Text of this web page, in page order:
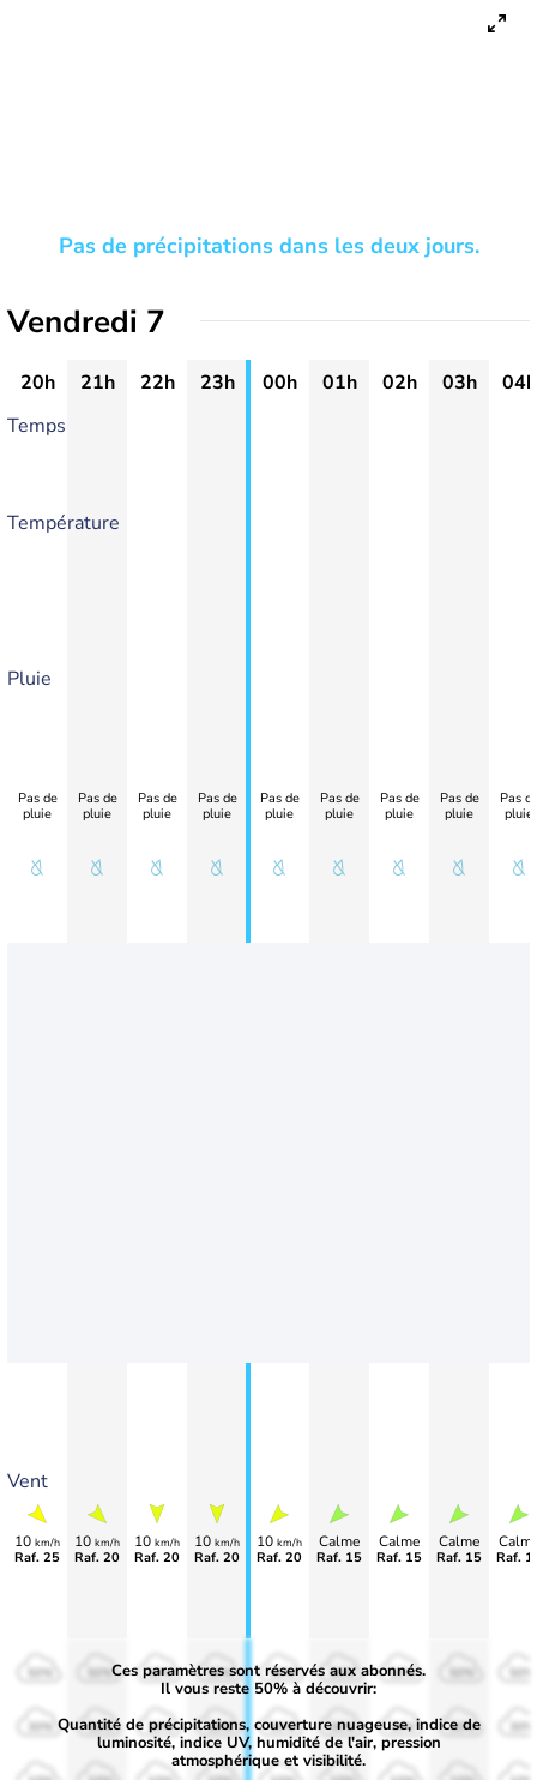
Pas de précipitations dans les deux jours.
Vendredi 7
20h 21h 22h 23h 00h 01h 02h 03h
04h
Temps
Température
Pluie
Vent
Pas de
pluie
10 km/h
Raf. 25
Pas de
pluie
10 km/h
Raf. 20
Pas de
pluie
10 km/h
Raf. 20
Pas de
pluie
10 km/h
Raf. 20
Pas de
pluie
10 km/h
Raf. 20
Pas de
pluie
Calme
Raf. 15
Pas de
pluie
Calme
Raf. 15
Pas de
pluie
Calme
Raf. 15
Pas
pluie
Raf.
50%
30%
50%
30%
50%
30%
50%
30%
50%
30%
50%
30%
50%
30% 30% 30%
Ces paramètres sont réservés aux abonnés.
Il vous reste 50% à découvrir:
Quantité de précipitations, couverture nuageuse, indice de
luminosité, indice UV, humidité de l'air, pression
atmosphérique et visibilité.